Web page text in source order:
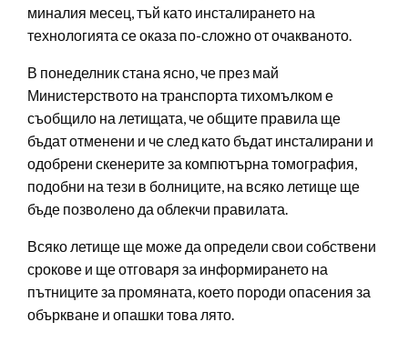
миналия месец, тъй като инсталирането на
технологията се оказа по-сложно от очакваното.
В понеделник стана ясно, че през май
Министерството на транспорта тихомълком е
съобщило на летищата, че общите правила ще
бъдат отменени и че след като бъдат инсталирани и
одобрени скенерите за компютърна томография,
подобни на тези в болниците, на всяко летище ще
бъде позволено да облекчи правилата.
Всяко летище ще може да определи свои собствени
срокове и ще отговаря за информирането на
пътниците за промяната, което породи опасения за
объркване и опашки това лято.